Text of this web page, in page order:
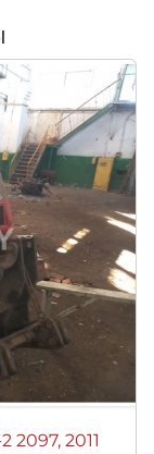
2011